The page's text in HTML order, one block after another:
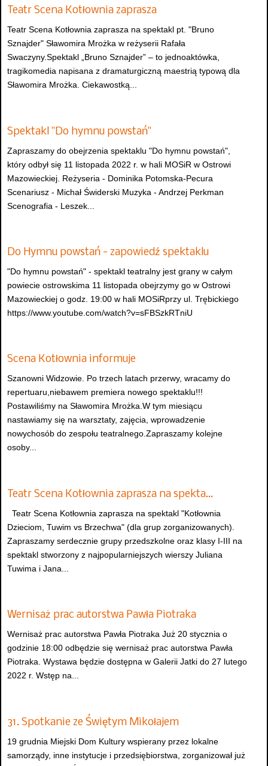
Teatr Scena Kotłownia zaprasza
Teatr Scena Kotłownia zaprasza na spektakl pt. "Bruno
Sznajder" Sławomira Mrożka w reżyserii Rafała
Swaczyny.Spektakl „Bruno Sznajder” – to jednoaktówka,
tragikomedia napisana z dramaturgiczną maestrią typową dla
Sławomira Mrożka. Ciekawostką...
Spektakl "Do hymnu powstań"
Zapraszamy do obejrzenia spektaklu "Do hymnu powstań",
który odbył się 11 listopada 2022 r. w hali MOSiR w Ostrowi
Mazowieckiej. Reżyseria - Dominika Potomska-Pecura
Scenariusz - Michał Świderski Muzyka - Andrzej Perkman
Scenografia - Leszek...
Do Hymnu powstań - zapowiedź spektaklu
"Do hymnu powstań" - spektakl teatralny jest grany w całym
powiecie ostrowskima 11 listopada obejrzymy go w Ostrowi
Mazowieckiej o godz. 19:00 w hali MOSiRprzy ul. Trębickiego
https://www.youtube.com/watch?v=sFBSzkRTniU
Scena Kotłownia informuje
Szanowni Widzowie. Po trzech latach przerwy, wracamy do
repertuaru,niebawem premiera nowego spektaklu!!!
Postawiliśmy na Sławomira Mrożka.W tym miesiącu
nastawiamy się na warsztaty, zajęcia, wprowadzenie
nowychosób do zespołu teatralnego.Zapraszamy kolejne
osoby...
Teatr Scena Kotłownia zaprasza na spekta…
Teatr Scena Kotłownia zaprasza na spektakl "Kotłownia
Dzieciom, Tuwim vs Brzechwa" (dla grup zorganizowanych).
Zapraszamy serdecznie grupy przedszkolne oraz klasy I-III na
spektakl stworzony z najpopularniejszych wierszy Juliana
Tuwima i Jana...
Wernisaż prac autorstwa Pawła Piotraka
Wernisaż prac autorstwa Pawła Piotraka Już 20 stycznia o
godzinie 18:00 odbędzie się wernisaż prac autorstwa Pawła
Piotraka. Wystawa będzie dostępna w Galerii Jatki do 27 lutego
2022 r. Wstęp na...
31. Spotkanie ze Świętym Mikołajem
19 grudnia Miejski Dom Kultury wspierany przez lokalne
samorządy, inne instytucje i przedsiębiorstwa, zorganizował już